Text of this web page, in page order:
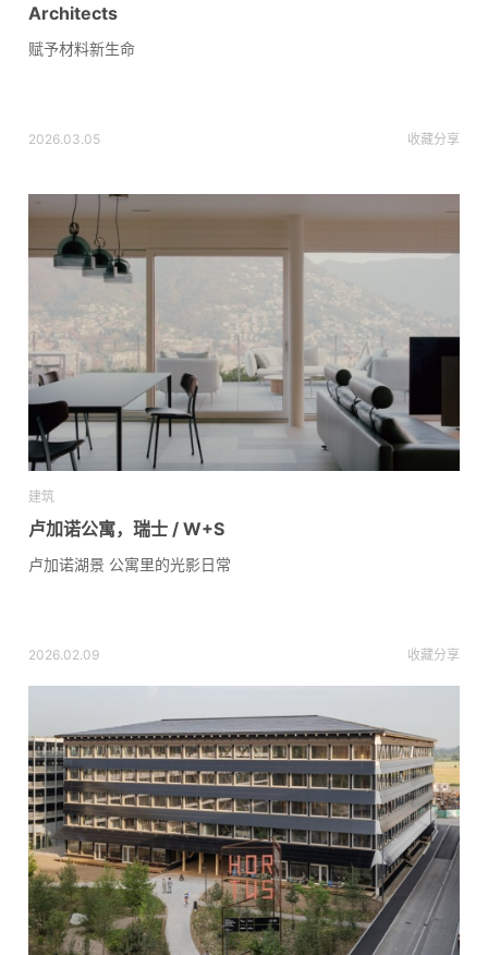
Architects
赋予材料新生命
2026.03.05 收藏分享
建筑
卢加诺公寓，瑞士 / W+S
卢加诺湖景 公寓里的光影日常
2026.02.09 收藏分享